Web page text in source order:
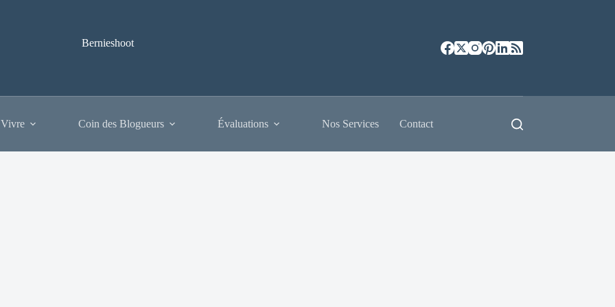
Bernieshoot
Coin des Blogueurs Évaluations Nos Services Contact